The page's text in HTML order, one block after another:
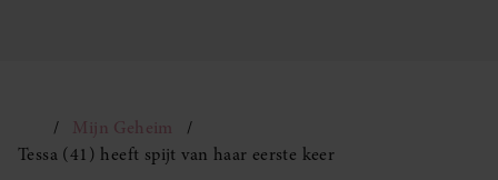
Mijn Geheim
Tessa (41) heeft spijt van haar eerste keer